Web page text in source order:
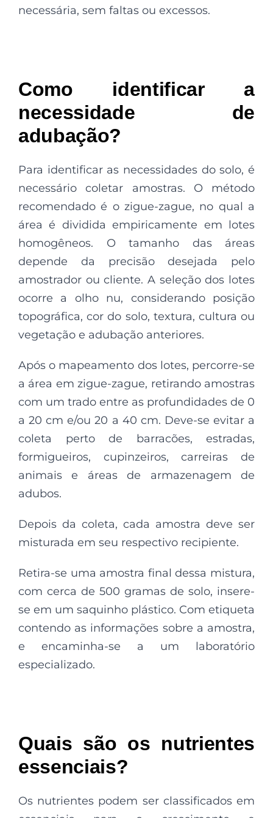
necessária, sem faltas ou excessos.
Como identificar a
necessidade de
adubação?
Para identificar as necessidades do solo, é
necessário coletar amostras. O método
recomendado é o zigue-zague, no qual a
área é dividida empiricamente em lotes
homogêneos. O tamanho das áreas
depende da precisão desejada pelo
amostrador ou cliente. A seleção dos lotes
ocorre a olho nu, considerando posição
topográfica, cor do solo, textura, cultura ou
vegetação e adubação anteriores.
Após o mapeamento dos lotes, percorre-se
a área em zigue-zague, retirando amostras
com um trado entre as profundidades de 0
a 20 cm e/ou 20 a 40 cm. Deve-se evitar a
coleta perto de barracões, estradas,
formigueiros, cupinzeiros, carreiras de
animais e áreas de armazenagem de
adubos.
Depois da coleta, cada amostra deve ser
misturada em seu respectivo recipiente.
Retira-se uma amostra final dessa mistura,
com cerca de 500 gramas de solo, insere-
se em um saquinho plástico. Com etiqueta
contendo as informações sobre a amostra,
e encaminha-se a um laboratório
especializado.
Quais são os nutrientes
essenciais?
Os nutrientes podem ser classificados em